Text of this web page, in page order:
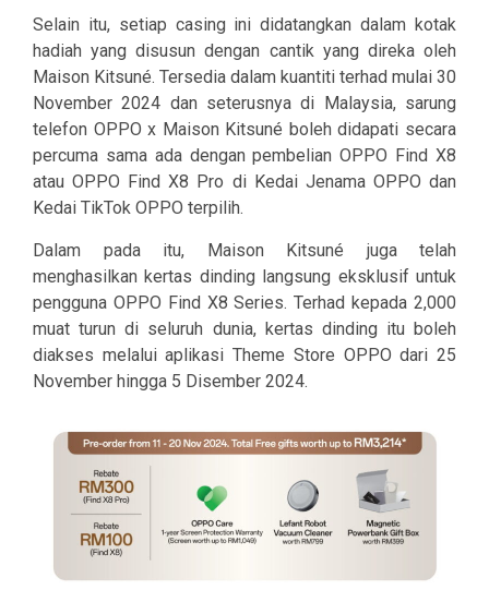
Selain itu, setiap casing ini didatangkan dalam kotak
hadiah yang disusun dengan cantik yang direka oleh
Maison Kitsuné. Tersedia dalam kuantiti terhad mulai 30
November 2024 dan seterusnya di Malaysia, sarung
telefon OPPO x Maison Kitsuné boleh didapati secara
percuma sama ada dengan pembelian OPPO Find X8
atau OPPO Find X8 Pro di Kedai Jenama OPPO dan
Kedai TikTok OPPO terpilih.
Dalam pada itu, Maison Kitsuné juga telah
menghasilkan kertas dinding langsung eksklusif untuk
pengguna OPPO Find X8 Series. Terhad kepada 2,000
muat turun di seluruh dunia, kertas dinding itu boleh
diakses melalui aplikasi Theme Store OPPO dari 25
November hingga 5 Disember 2024.